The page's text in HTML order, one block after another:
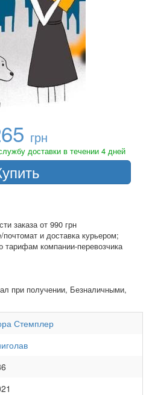
грн
доставки в течении 4 дней
заказа от 990 грн
и доставка курьером;
тарифам компании-перевозчика
при получении, Безналичными,
Стемплер